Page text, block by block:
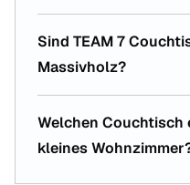
Sind TEAM 7
Massivholz?
Welchen Couchtisch
kleines